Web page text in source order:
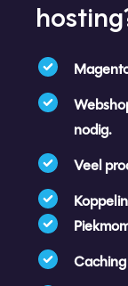
nodig.
Veel